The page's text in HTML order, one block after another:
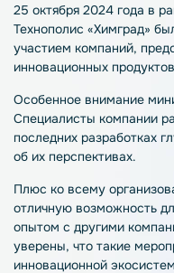
25 октября 2024 года в
Технополис «Химград»
участием компаний,
инновационных
Особенное внимание
Специалисты компании
последних разработках
об их перспективах.
Плюс ко всему
отличную возможность
опытом с другими
уверены, что такие
инновационной